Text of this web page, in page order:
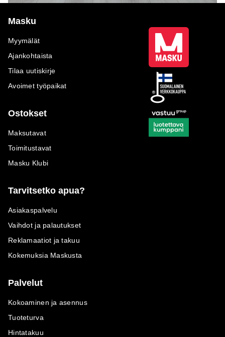
Masku
Myymälät
Ajankohtaista
Tilaa uutiskirje
Avoimet työpaikat
Ostokset
Maksutavat
Toimitustavat
Masku Klubi
Tarvitsetko apua?
Asiakaspalvelu
Vaihdot ja palautukset
Reklamaatiot ja takuu
Kokemuksia Maskusta
Palvelut
Kokoaminen ja asennus
Tuoteturva
Hintatakuu